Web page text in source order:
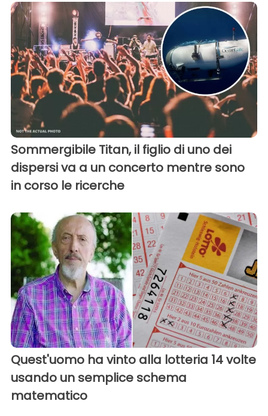
Sommergibile Titan, il figlio di uno dei
dispersi va a un concerto mentre sono
in corso le ricerche
Quest'uomo ha vinto alla lotteria 14 volte
usando un semplice schema
matematico